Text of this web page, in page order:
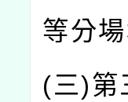
等分
(三)第